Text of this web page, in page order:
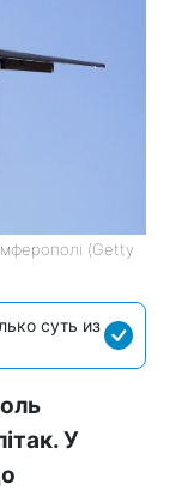
(Getty
суть из
У